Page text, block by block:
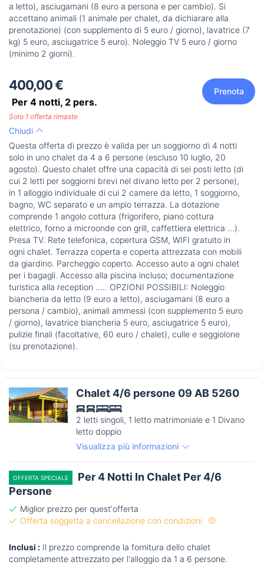
a letto), asciugamani (8 euro a persona e per cambio). Si
accettano animali (1 animale per chalet, da dichiarare alla
prenotazione) (con supplemento di 5 euro / giorno), lavatrice (7
kg) 5 euro, asciugatrice 5 euro). Noleggio TV 5 euro / giorno
(minimo 2 giorni).
400,00 €
Per 4 notti, 2 pers.
Prenota
Solo 1 offerta rimaste
Chiudi
Questa offerta di prezzo è valida per un soggiorno di 4 notti
solo in uno chalet da 4 a 6 persone (escluso 10 luglio, 20
agosto). Questo chalet offre una capacità di sei posti letto (di
cui 2 letti per soggiorni brevi nel divano letto per 2 persone),
in 1 alloggio individuale di cui 2 camere da letto, 1 soggiorno,
bagno, WC separato e un ampio terrazza. La dotazione
comprende 1 angolo cottura (frigorifero, piano cottura
elettrico, forno a microonde con grill, caffettiera elettrica ...).
Presa TV. Rete telefonica, copertura GSM, WIFI gratuito in
ogni chalet. Terrazza coperta e coperta attrezzata con mobili
da giardino. Parcheggio coperto. Accesso auto a ogni chalet
per i bagagli. Accesso alla piscina incluso; documentazione
turistica alla reception ..... OPZIONI POSSIBILI: Noleggio
biancheria da letto (9 euro a letto), asciugamani (8 euro a
persona / cambio), animali ammessi (con supplemento 5 euro
/ giorno), lavatrice biancheria 5 euro, asciugatrice 5 euro),
pulizie finali (facoltative, 60 euro / chalet), culle e seggiolone
(su prenotazione).
Chalet 4/6 persone 09 AB 5260
2 letti singoli, 1 letto matrimoniale e 1 Divano
letto doppio
Visualizza più informazioni
OFFERTA SPECIALE
Per 4 Notti In Chalet Per 4/6
Persone
Miglior prezzo per quest'offerta
Offerta soggetta a cancellazione con condizioni
Inclusi : Il prezzo comprende la fornitura dello chalet
completamente attrezzato per l'alloggio da 1 a 6 persone.